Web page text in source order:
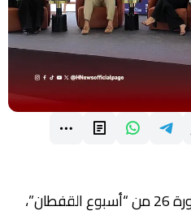
انطلقت بمراكش، فعاليات الدورة 26 من “أسبوع القفطان”،